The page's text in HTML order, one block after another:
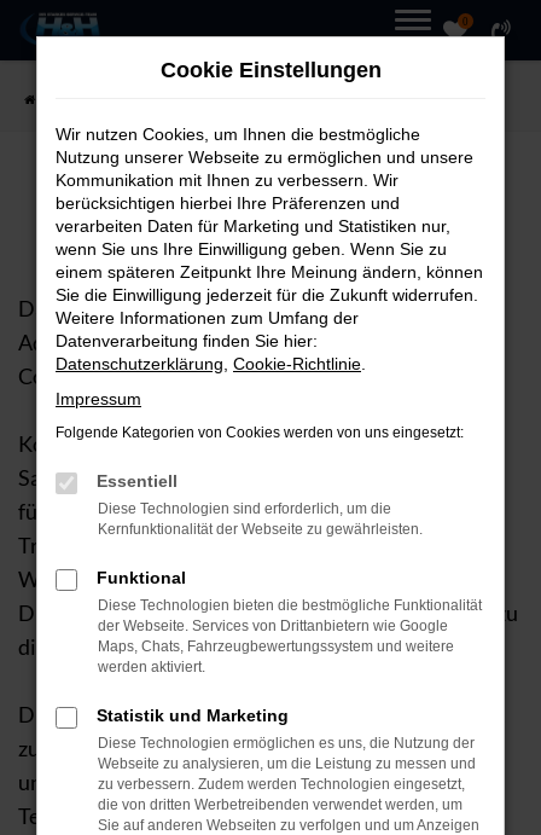
Zum
0
RED DIGITAL EVENT
Santander Consumer Bank
Das Ende der Händlerwebseite.... vs.Google Vehicle
Ads und Co. - Red Digital Event der Santander
Consumer Bank
Kontrastprogramm bei dem RED Digital Event von
Santander im Van der Valk Airporthotel – viel Raum
für Gespräche und Austausch mit innovativen
Treibern aus der Branche, und kontroverse Themen.
Wir waren dabei. Unser Verkaufsleiter und
Digitalmanager Glenn Wolter hatte eine Einladung zu
diesem Event erhalten.
Die Veranstaltung startete mit einem Branchen-Talk
zu Online Plattformen und Verkaufsprozesse heute
und in Zukunft, und dem Kennenlernen der
Teilnehmer bei einem gemeinsamen Abend.
Cookie Einstellungen
Wir nutzen Cookies, um Ihnen die bestmögliche
Nutzung unserer Webseite zu ermöglichen und unsere
Kommunikation mit Ihnen zu verbessern. Wir
berücksichtigen hierbei Ihre Präferenzen und
verarbeiten Daten für Marketing und Statistiken nur,
wenn Sie uns Ihre Einwilligung geben. Wenn Sie zu
einem späteren Zeitpunkt Ihre Meinung ändern, können
Sie die Einwilligung jederzeit für die Zukunft widerrufen.
Weitere Informationen zum Umfang der
Datenverarbeitung finden Sie hier:
Datenschutzerklärung Cookie-Richtlinie
Impressum
Folgende Kategorien von Cookies werden von uns eingesetzt:
Essentiell
Diese Technologien sind erforderlich, um die
Kernfunktionalität der Webseite zu gewährleisten.
Funktional
Diese Technologien bieten die bestmögliche Funktionalität
der Webseite. Services von Drittanbietern wie Google
Maps, Chats, Fahrzeugbewertungssystem und weitere
werden aktiviert.
Statistik und Marketing
Diese Technologien ermöglichen es uns, die Nutzung der
Webseite zu analysieren, um die Leistung zu messen und
zu verbessern. Zudem werden Technologien eingesetzt,
die von dritten Werbetreibenden verwendet werden, um
Sie auf anderen Webseiten zu verfolgen und um Anzeigen